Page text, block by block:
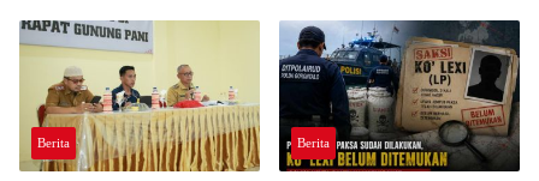
Berita Berita